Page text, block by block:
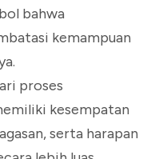
bahwa
kemampuan
proses
kesempatan
serta harapan